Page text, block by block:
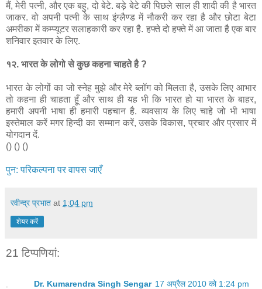
मैं,मेरी पत्नी, और एक बहु, दो बेटे.बड़े बेटे की पिछले साल ही शादी की है भारत
जाकर. वो अपनी पत्नी के साथ इंग्लैण्ड में नौकरी कर रहा है और छोटा बेटा
अमरीका में कम्प्यूटर सलाहकारी कर रहा है. हफ्ते दो हफ्ते में आ जाता है एक बार
शनिवार इतवार के लिए.
१२. भारत के लोगो से कुछ कहना चाहते है?
भारत के लोगों का जो स्नेह मुझे और मेरे ब्लॉग को मिलता है, उसके लिए आभार
तो कहना ही चाहता हूँ और साथ ही यह भी कि भारत हो या भारत के बाहर,
हमारी अपनी भाषा ही हमारी पहचान है. व्यवसाय के लिए चाहे जो भी भाषा
इस्तेमाल करें मगर हिन्दी का सम्मान करें,उसके विकास, प्रचार और प्रसार में
योगदान दें.
() () ()
पुन:परिकल्पना पर वापस जाएँ
रवीन्द्र प्रभात at 1:04 pm
शेयर करें
21 टिप्‍पणियां:
Dr. Kumarendra Singh Sengar 17 अप्रैल 2010 को 1:24 pm